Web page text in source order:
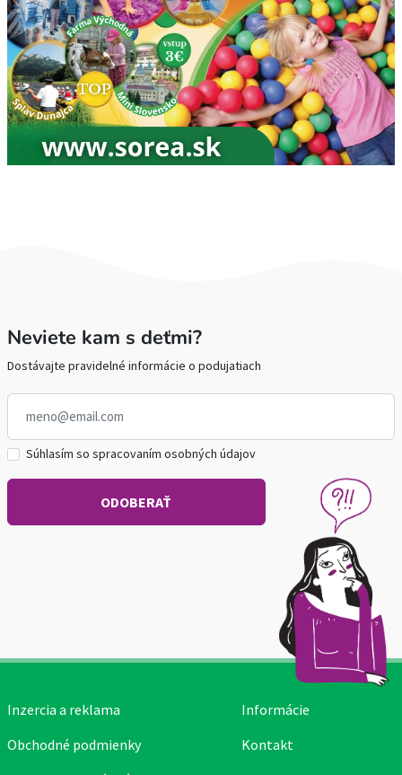
Neviete kam s deťmi?
Dostávajte pravidelné informácie o podujatiach
Súhlasím so spracovaním osobných údajov
Inzercia a reklama
Obchodné podmienky
Informácie
Kontakt